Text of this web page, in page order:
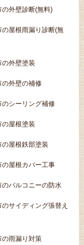
外壁診断(無料)
屋根雨漏り診断(無
外壁塗装
外壁の補修
シーリング補修
屋根塗装
の屋根鉄部塗装
屋根カバー工事
バルコニーの防水
サイディング張替え
雨漏り対策